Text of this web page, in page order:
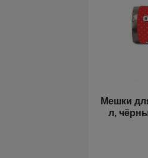
Мешки
л,